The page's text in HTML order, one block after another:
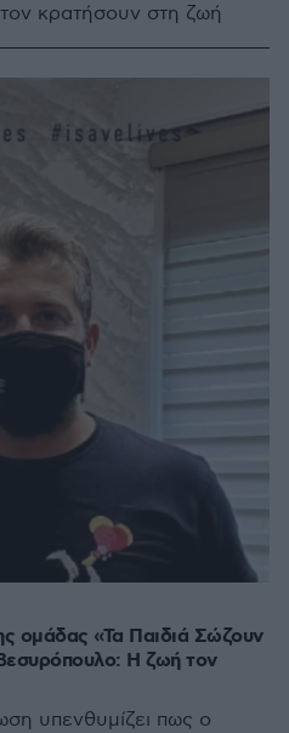
κρατήσουν στη ζωή
ομάδας «Τα Παιδιά Σώζουν
Η ζωή τον
υπενθυμίζει πως ο